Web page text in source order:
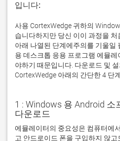
입니다:
사용 CortexWedge 귀하의
습니다하지만 당신 이이 과정을
아래 나열된 단계에주의를 기울일
용 데스크톱 응용 프로그램 에뮬
야하기 때문입니다. 다운로드 및
CortexWedge 아래의 간단한 4 단
1 : Windows 용 Android 소
다운로드
에뮬레이터의 중요성은 컴퓨터에
고 안드로이드 폰을 구입하지 않